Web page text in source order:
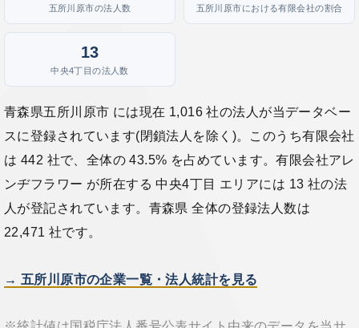
五所川原市の法人数 五所川原市における有限会社の割合
13
中央4丁目の法人数
青森県五所川原市 には現在 1,016 社の法人が当データベー
スに登録されています(閉鎖法人を除く)。このうち有限会社
は 442 社で、全体の 43.5% を占めています。有限会社アレ
ンヂフラワー が所在する 中央4丁目 エリアには 13 社の法
人が登記されています。青森県 全体の登録法人数は
22,471 社です。
→ 五所川原市の企業一覧・法人統計を見る